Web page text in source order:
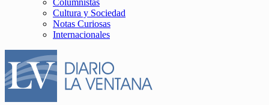
Columnistas
Cultura y Sociedad
Notas Curiosas
Internacionales